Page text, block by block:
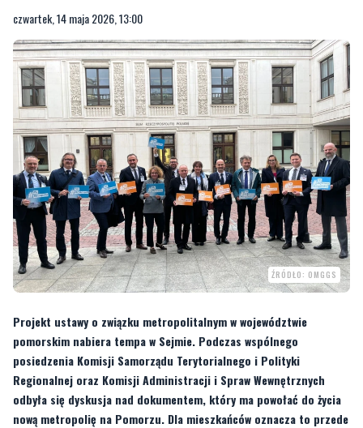
czwartek, 14 maja 2026, 13:00
ŹRÓDŁO: OMGGS
Projekt ustawy o związku metropolitalnym w województwie
pomorskim nabiera tempa w Sejmie. Podczas wspólnego
posiedzenia Komisji Samorządu Terytorialnego i Polityki
Regionalnej oraz Komisji Administracji i Spraw Wewnętrznych
odbyła się dyskusja nad dokumentem, który ma powołać do życia
nową metropolię na Pomorzu. Dla mieszkańców oznacza to przede